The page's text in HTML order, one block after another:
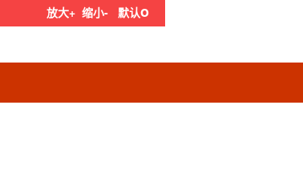
放大+ 缩小- 默认o